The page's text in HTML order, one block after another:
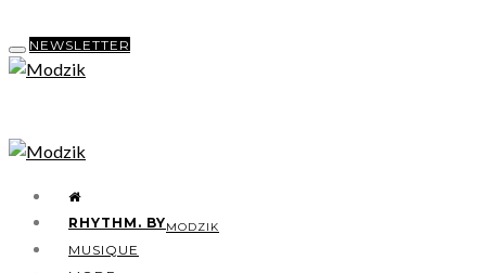
NEWSLETTER
RHYTHM. BYMODZIK
MUSIQUE